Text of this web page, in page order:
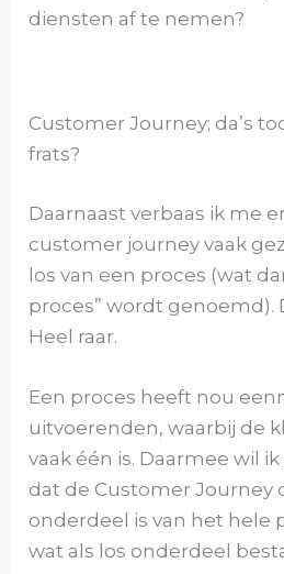
diensten af te nemen?
Customer Journey; da’s
frats?
Daarnaast verbaas ik me
customer journey vaak
los van een proces (wat
proces” wordt genoemd).
Heel raar.
Een proces heeft nou
uitvoerenden, waarbij de
vaak één is. Daarmee wil
dat de Customer Journey
onderdeel is van het hele
wat als los onderdeel